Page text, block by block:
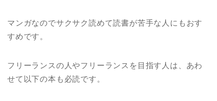
マンガなのでサクサク読めて読書が苦手な人にもおす
すめです。
フリーランスの人やフリーランスを目指す人は、あわ
せて以下の本も必読です。